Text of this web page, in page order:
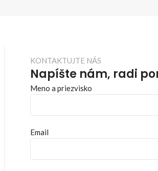
KONTAKTUJTE NÁS
Napíšte nám, radi
Meno a priezvisko
Email